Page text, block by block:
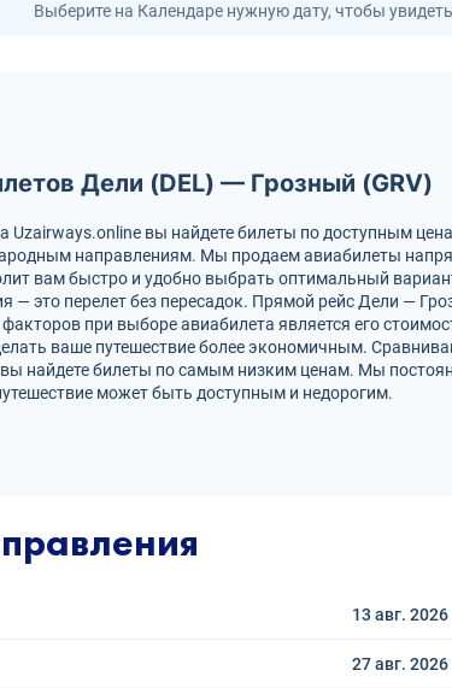
Выберите на Календаре нужную дату, чтобы
Дели (DEL) — Грозный (GRV)
вы найдете билеты по доступным
направлениям. Мы продаем авиабилеты
вам быстро и удобно выбрать оптимальный
— это перелет без пересадок. Прямой рейс Дели —
при выборе авиабилета является его
ваше путешествие более экономичным.
найдете билеты по самым низким ценам. Мы
может быть доступным и недорогим.
13 авг. 2026
27 авг. 2026